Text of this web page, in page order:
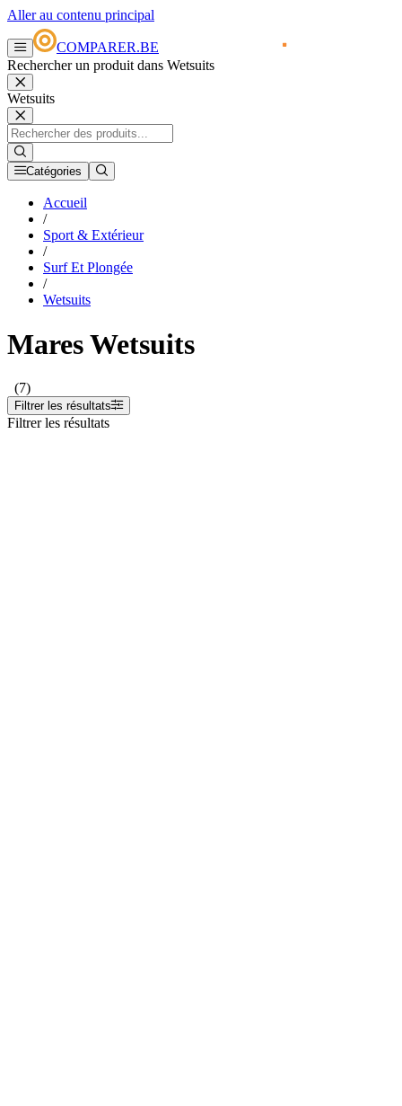
Aller au contenu principal
COMPARER.BE
Rechercher un produit dans Wetsuits
Wetsuits
Catégories
Accueil
/
Sport & Extérieur
/
Surf Et Plongée
/
Wetsuits
Mares Wetsuits
(7)
Filtrer les résultats
Filtrer les résultats